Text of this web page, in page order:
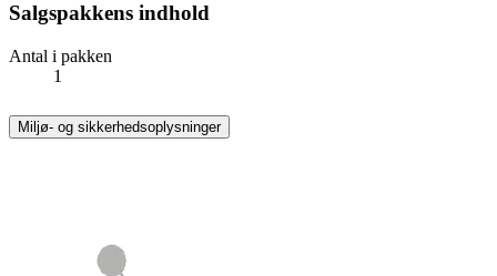
Salgspakkens indhold
Antal i pakken
1
Miljø- og sikkerhedsoplysninger